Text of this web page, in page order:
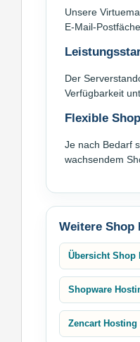
Unsere
E-Mail-
Der
Verfügbarkeit
Flexible
Je nach Bedarf
wachsendem
Weitere Shop
Übersicht Shop
Shopware
Zencart Hosting